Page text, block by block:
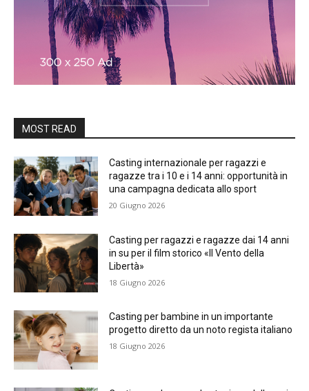
MOST READ
Casting internazionale per ragazzi e
ragazze tra i 10 e i 14 anni: opportunità in
una campagna dedicata allo sport
20 Giugno 2026
Casting per ragazzi e ragazze dai 14 anni
in su per il film storico «Il Vento della
Libertà»
18 Giugno 2026
Casting per bambine in un importante
progetto diretto da un noto regista italiano
18 Giugno 2026